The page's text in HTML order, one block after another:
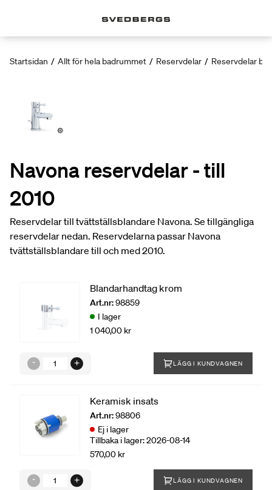
Startsidan / Allt för hela badrummet / Reservdelar / Reservdelar
Navona reservdelar - till
2010
Reservdelar till tvättställsblandare Navona. Se tillgängliga
reservdelar nedan. Reservdelarna passar Navona
tvättställsblandare till och med 2010.
Blandarhandtag krom
Art.nr:98859
I lager
1 040,00 kr
LÄGG I KUNDVAGNEN
Keramisk insats
Art.nr:98806
Ej i lager
Tillbaka i lager: 2026-08-14
570,00 kr
LÄGG I KUNDVAGNEN